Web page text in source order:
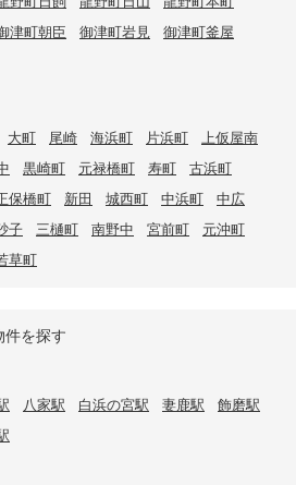
津町朝臣 御津町岩見
御津町釜屋
大町 尾崎 海浜町 片浜町
上仮屋南
黒崎町 元禄橋町 寿町
古浜町
保橋町 新田 城西町 中浜町
中広
子 三樋町 南野中 宮前町
元沖町
草町
件を探す
八家駅 白浜の宮駅 妻鹿駅
飾磨駅